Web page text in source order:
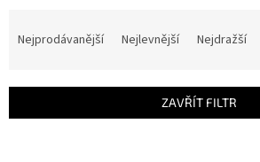
í
Nejprodávanější Nejlevnější Nejdražší
ZAVŘÍT FILTR